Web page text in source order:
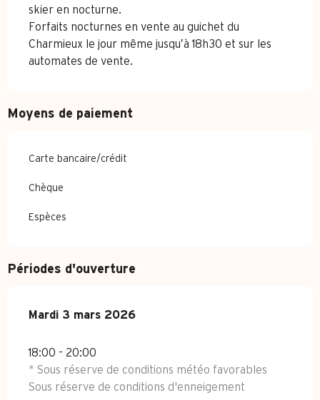
skier en nocturne.
Forfaits nocturnes en vente au guichet du
Charmieux le jour même jusqu’à 18h30 et sur les
automates de vente.
Moyens de paiement
Carte bancaire/crédit
Chèque
Espèces
Périodes d'ouverture
Mardi 3 mars 2026
Mardi 3 mars 2026
18:00 - 20:00
* Sous réserve de conditions météo favorables
Sous réserve de conditions d'enneigement